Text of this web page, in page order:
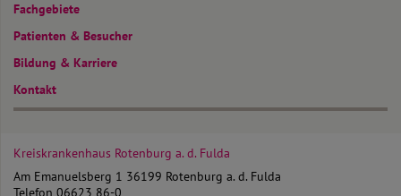
Fachgebiete
Patienten & Besucher
Bildung & Karriere
Kontakt
Kreiskrankenhaus Rotenburg a. d. Fulda
Am Emanuelsberg 1 36199 Rotenburg a. d. Fulda
Telefon 06623 86-0